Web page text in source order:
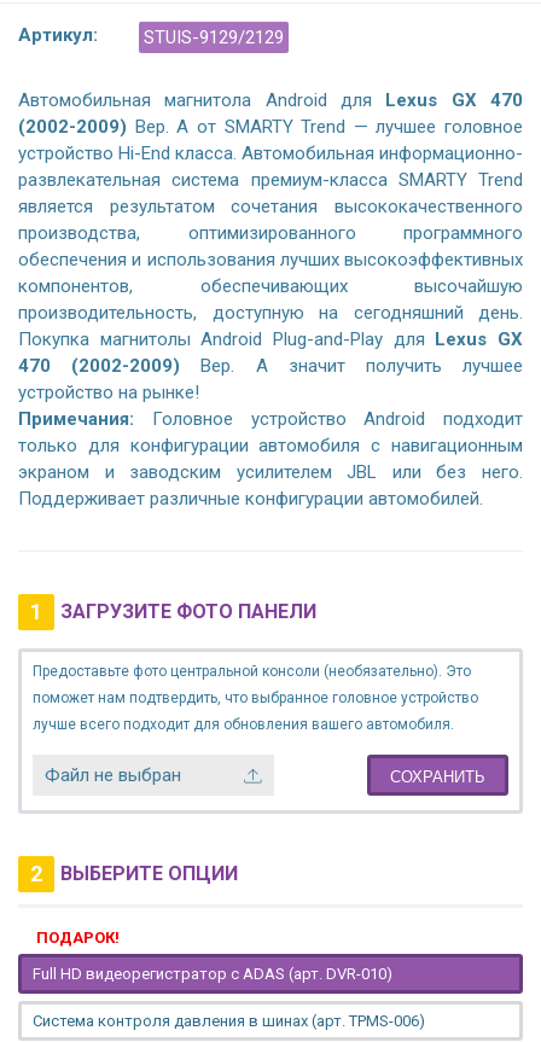
Артикул: STUIS-9129/2129
Автомобильная магнитола Android для Lexus GX 470
(2002-2009) Вер. А от SMARTY Trend — лучшее головное
устройство Hi-End класса. Автомобильная информационно-
развлекательная система премиум-класса SMARTY Trend
является результатом сочетания высококачественного
производства, оптимизированного программного
обеспечения и использования лучших высокоэффективных
компонентов, обеспечивающих высочайшую
производительность, доступную на сегодняшний день.
Покупка магнитолы Android Plug-and-Play для Lexus GX
470 (2002-2009) Вер. А значит получить лучшее
устройство на рынке!
Примечания: Головное устройство Android подходит
только для конфигурации автомобиля с навигационным
экраном и заводским усилителем JBL или без него.
Поддерживает различные конфигурации автомобилей.
1 ЗАГРУЗИТЕ ФОТО ПАНЕЛИ
Предоставьте фото центральной консоли (необязательно). Это
поможет нам подтвердить, что выбранное головное устройство
лучше всего подходит для обновления вашего автомобиля.
Файл не выбран СОХРАНИТЬ
2 ВЫБЕРИТЕ ОПЦИИ
ПОДАРОК!
Full HD видеорегистратор с ADAS (арт. DVR-010)
Система контроля давления в шинах (арт. TPMS-006)